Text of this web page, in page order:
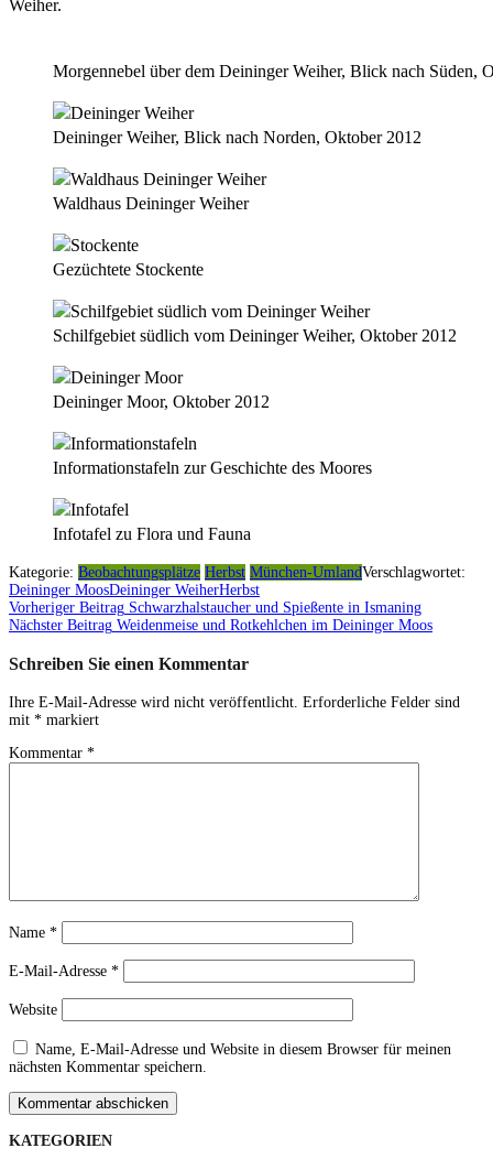
Weiher.
Morgennebel über dem Deininger Weiher, Blick nach Süden,
Deininger Weiher, Blick nach Norden, Oktober 2012
Waldhaus Deininger Weiher
Gezüchtete Stockente
Schilfgebiet südlich vom Deininger Weiher, Oktober 2012
Deininger Moor, Oktober 2012
Informationstafeln zur Geschichte des Moores
Infotafel zu Flora und Fauna
Kategorie: Beobachtungsplätze Herbst München-UmlandVerschlagwortet:
Deininger MoosDeininger WeiherHerbst
Beitragsnavigation
Vorheriger Beitrag Schwarzhalstaucher und Spießente in Ismaning
Nächster Beitrag Weidenmeise und Rotkehlchen im Deininger Moos
Schreiben Sie einen Kommentar
Ihre E-Mail-Adresse wird nicht veröffentlicht. Erforderliche Felder sind
mit * markiert
Kommentar *
Name *
E-Mail-Adresse *
Website
Name, E-Mail-Adresse und Website in diesem Browser für meinen
nächsten Kommentar speichern.
Kommentar abschicken
KATEGORIEN